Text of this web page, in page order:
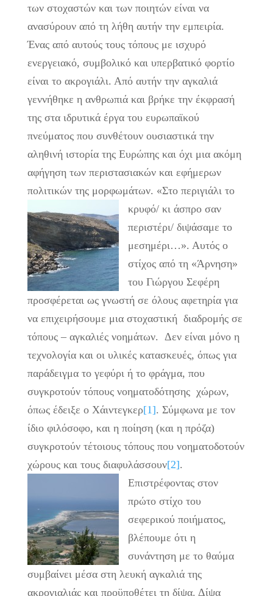
των στοχαστών και των ποιητών είναι να
ανασύρουν από τη λήθη αυτήν την εμπειρία.
Ένας από αυτούς τους τόπους με ισχυρό
ενεργειακό, συμβολικό και υπερβατικό φορτίο
είναι το ακρογιάλι. Από αυτήν την αγκαλιά
γεννήθηκε η ανθρωπιά και βρήκε την έκφρασή
της στα ιδρυτικά έργα του ευρωπαϊκού
πνεύματος που συνθέτουν ουσιαστικά την
αληθινή ιστορία της Ευρώπης και όχι μια ακόμη
αφήγηση των περιστασιακών και εφήμερων
πολιτικών της μορφωμάτων. «Στο περιγιάλι το
κρυφό/ κι άσπρο σαν
περιστέρι/ διψάσαμε το
μεσημέρι…». Αυτός ο
στίχος από τη «Άρνηση»
του Γιώργου Σεφέρη
προσφέρεται ως γνωστή σε όλους αφετηρία για
να επιχειρήσουμε μια στοχαστική διαδρομής σε
τόπους – αγκαλιές νοημάτων. Δεν είναι μόνο η
τεχνολογία και οι υλικές κατασκευές, όπως για
παράδειγμα το γεφύρι ή το φράγμα, που
συγκροτούν τόπους νοηματοδότησης χώρων,
όπως έδειξε ο Χάιντεγκερ[1]. Σύμφωνα με τον
ίδιο φιλόσοφο, και η ποίηση (και η πρόζα)
συγκροτούν τέτοιους τόπους που νοηματοδοτούν
χώρους και τους διαφυλάσσουν[2].
Επιστρέφοντας στον
πρώτο στίχο του
σεφερικού ποιήματος,
βλέπουμε ότι η
συνάντηση με το θαύμα
συμβαίνει μέσα στη λευκή αγκαλιά της
ακρογιαλιάς και προϋποθέτει τη δίψα. Δίψα